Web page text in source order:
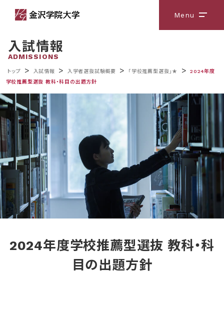
Menu メニ
入試情報
ADMISSIONS
トップ > 入試情報 > 入学者選抜試験概要 > 「学校推薦型選抜」★ >
2024年度
学校推薦型選抜 教科・科目の出題方針
2024年度学校推薦型選抜 教科・科
目の出題方針